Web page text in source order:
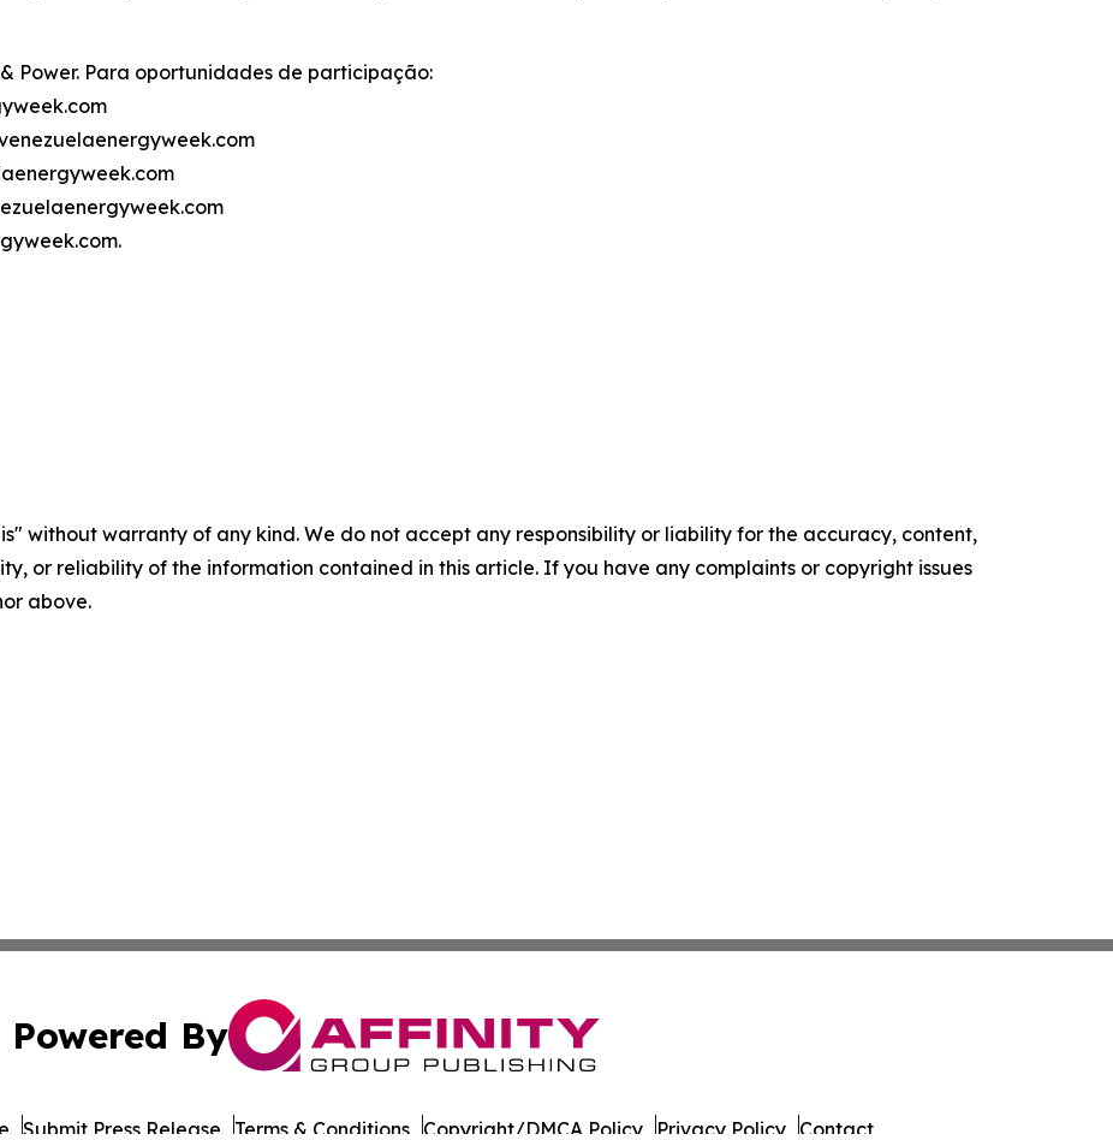
Power. Para oportunidades de participação:
without warranty of any kind. We do not accept any responsibility or liability for the accuracy, content,
or reliability of the information contained in this article. If you have any complaints or copyright issues
above.
Powered By
Submit Press Release Terms & Conditions Copyright/DMCA Policy Privacy Policy Contact